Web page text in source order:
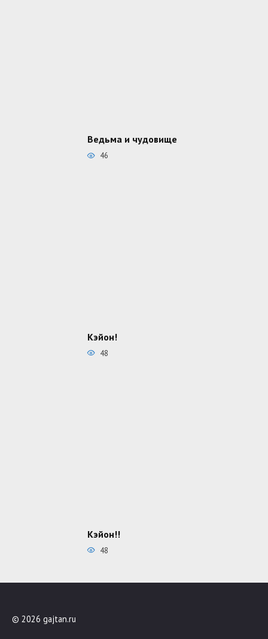
Ведьма и чудовище
46
Кэйон!
48
Кэйон!!
48
© 2026 gajtan.ru